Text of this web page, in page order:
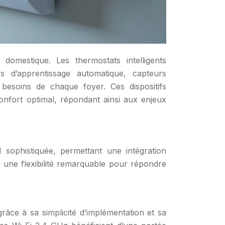
Les thermostats intelligents
automatique, capteurs
de chaque foyer. Ces dispositifs
optimal, répondant ainsi aux enjeux
permettant une intégration
une flexibilité remarquable pour répondre
à sa simplicité d’implémentation et sa